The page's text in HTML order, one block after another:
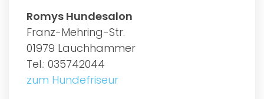
Romys Hundesalon
Franz-Mehring-Str.
01979 Lauchhammer
Tel.: 035742044
zum Hundefriseur